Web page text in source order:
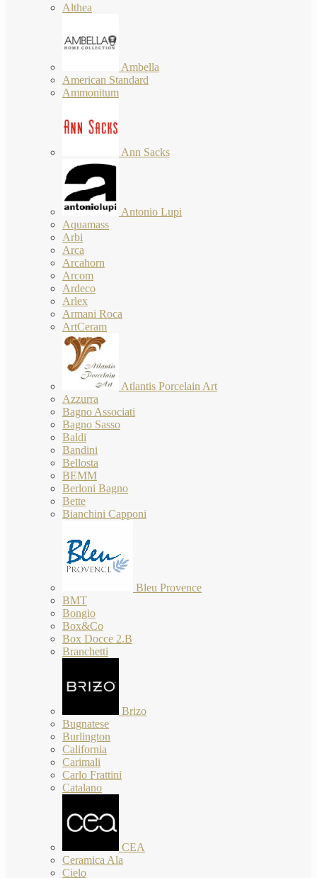
Althea
Ambella
American Standard
Ammonitum
Ann Sacks
Antonio Lupi
Aquamass
Arbi
Arca
Arcahorn
Arcom
Ardeco
Arlex
Armani Roca
ArtCeram
Atlantis Porcelain Art
Azzurra
Bagno Associati
Bagno Sasso
Baldi
Bandini
Bellosta
BEMM
Berloni Bagno
Bette
Bianchini Capponi
Bleu Provence
BMT
Bongio
Box&Co
Box Docce 2.B
Branchetti
Brizo
Bugnatese
Burlington
California
Carimali
Carlo Frattini
Catalano
CEA
Ceramica Ala
Cielo